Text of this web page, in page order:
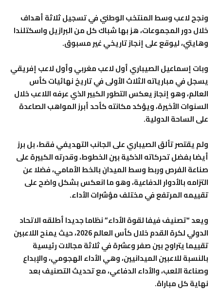
ونجح لاعب وسط المنتخب الوطني في تسجيل ثلاثة أهداف
خلال دور المجموعات، هز بها شباك كل من البرازيل واسكتلندا
وهايتي، ليوقع على إنجاز تاريخي غير مسبوق.
وبات إسماعيل الصيباري أول لاعب مغربي وأول لاعب إفريقي
يسجل في مبارياته الثلاث الأولى في تاريخ نهائيات كأس
العالم، وهو إنجاز يعكس التطور الكبير الذي عرفه اللاعب خلال
السنوات الأخيرة، ويؤكد مكانته كأحد أبرز المواهب الصاعدة
على الساحة الدولية.
ولم يقتصر تألق الصيباري على الجانب التهديفي فقط، بل برز
أيضا بفضل تحركاته الذكية بين الخطوط، وقدرته الكبيرة على
صناعة الفرص وربط وسط الميدان بالخط الأمامي، فضلا عن
التزامه بالأدوار الدفاعية، وهو ما انعكس بشكل واضح على
تقييمه المرتفع في مختلف مؤشرات الأداء.
ويعد “تصنيف فيفا لقوة الأداء” نظاما جديدا أطلقه الاتحاد
الدولي لكرة القدم خلال كأس العالم 2026، حيث يمنح اللاعبين
تقييما يتراوح بين صفر وعشرة في ثلاثة مجالات رئيسية
بالنسبة للاعبين الميدانيين، وهي الأداء الهجومي، والإبداع
وصناعة اللعب، والأداء الدفاعي، مع تحديث التصنيف بعد
نهاية كل مباراة.